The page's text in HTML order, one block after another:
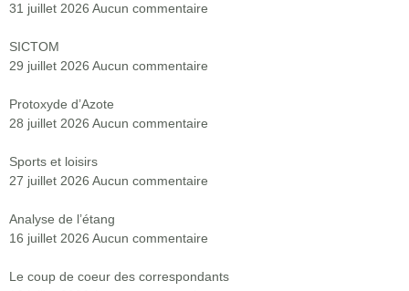
31 juillet 2026 Aucun commentaire
SICTOM
29 juillet 2026 Aucun commentaire
Protoxyde d’Azote
28 juillet 2026 Aucun commentaire
Sports et loisirs
27 juillet 2026 Aucun commentaire
Analyse de l’étang
16 juillet 2026 Aucun commentaire
Le coup de coeur des correspondants